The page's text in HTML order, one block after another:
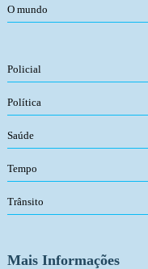
O mundo
Policial
Política
Saúde
Tempo
Trânsito
Mais Informações